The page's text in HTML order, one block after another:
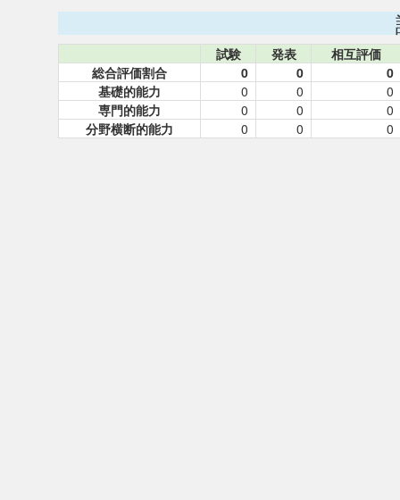
試験 発表
相互評価
総合評価割合
0 0
0
基礎的能力
0 0
0
専門的能力
0 0
0
分野横断的能力
0 0 0